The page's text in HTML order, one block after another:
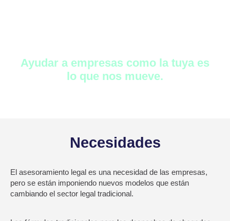
Ayudar a empresas como la tuya es
lo que nos mueve.
Necesidades
El asesoramiento legal es una necesidad de las empresas,
pero se están imponiendo nuevos modelos que están
cambiando el sector legal tradicional.